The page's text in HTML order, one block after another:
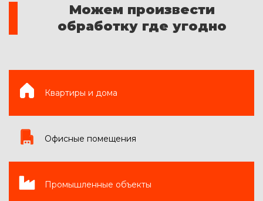
Можем произвести
обработку где угодно
Квартиры и дома
Офисные помещения
Промышленные объекты